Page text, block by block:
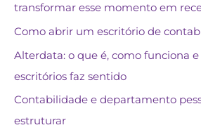
transformar esse momento em
Como abrir um escritório de
Alterdata: o que é, como funciona
escritórios faz sentido
Contabilidade e departamento
estruturar